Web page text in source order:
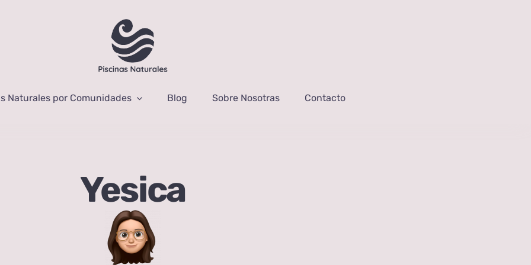
Naturales por Comunidades Blog Sobre Nosotras Contacto
Yesica